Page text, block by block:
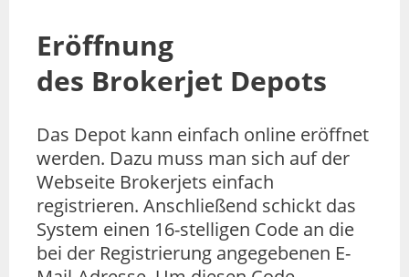
Eröffnung
des Brokerjet Depots
Das Depot kann einfach online eröffnet
werden. Dazu muss man sich auf der
Webseite Brokerjets einfach
registrieren. Anschließend schickt das
System einen 16-stelligen Code an die
bei der Registrierung angegebenen E-